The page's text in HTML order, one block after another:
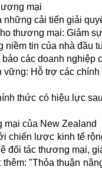
mại
những cải tiến giải
thương mại: Giảm
niềm tin của nhà đầu
các doanh nghiệp
vững: Hỗ trợ các
thức có hiệu lực
mại của New Zealand
chiến lược kinh tế
đối tác thương mại,
"Thỏa thuận